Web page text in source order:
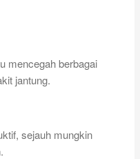
mencegah berbagai
jantung.
sejauh mungkin